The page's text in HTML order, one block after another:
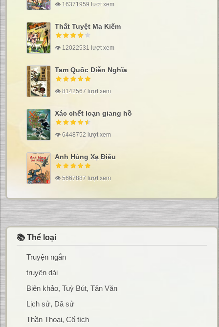
👁 16371959 lượt xem
Thất Tuyệt Ma Kiếm
👁 12022531 lượt xem
Tam Quốc Diễn Nghĩa
👁 8142567 lượt xem
Xác chết loạn giang hồ
👁 6448752 lượt xem
Anh Hùng Xạ Điêu
👁 5667887 lượt xem
📚 Thể loại
Truyện ngắn
truyện dài
Biên khảo, Tuỳ Bút, Tản Văn
Lịch sử, Dã sử
Thần Thoại, Cổ tích